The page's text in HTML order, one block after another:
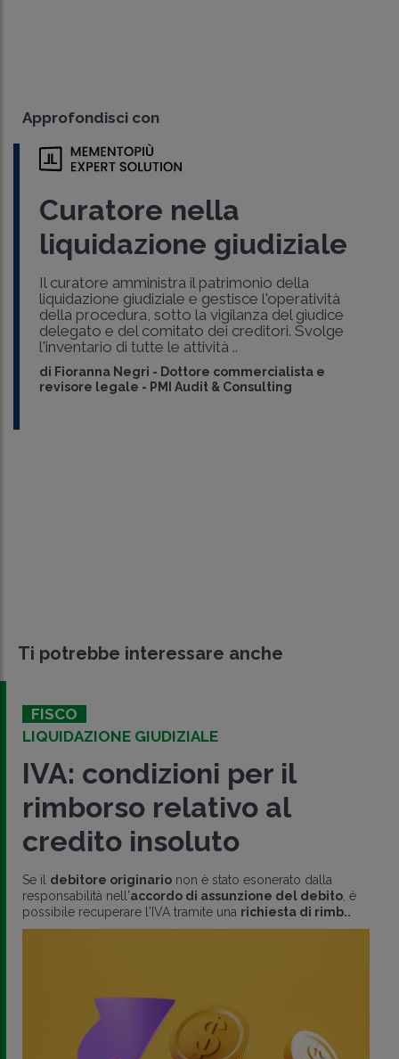
Approfondisci con
Curatore nella
liquidazione giudiziale
Il curatore amministra il patrimonio della
liquidazione giudiziale e gestisce l'operatività
della procedura, sotto la vigilanza del giudice
delegato e del comitato dei creditori. Svolge
l'inventario di tutte le attività ..
di Fioranna Negri - Dottore commercialista e
revisore legale - PMI Audit & Consulting
Ti potrebbe interessare anche
FISCO
LIQUIDAZIONE GIUDIZIALE
IVA: condizioni per il
rimborso relativo al
credito insoluto
Se il debitore originario non è stato esonerato dalla
responsabilità nell'accordo di assunzione del debito , è
possibile recuperare l'IVA tramite una richiesta di rimb..